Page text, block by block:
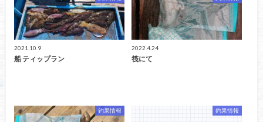
2021.10.9
船 ティップラン
2022.4.24
筏にて
釣果情報 釣果情報